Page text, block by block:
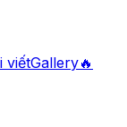
viếtGallery🔥